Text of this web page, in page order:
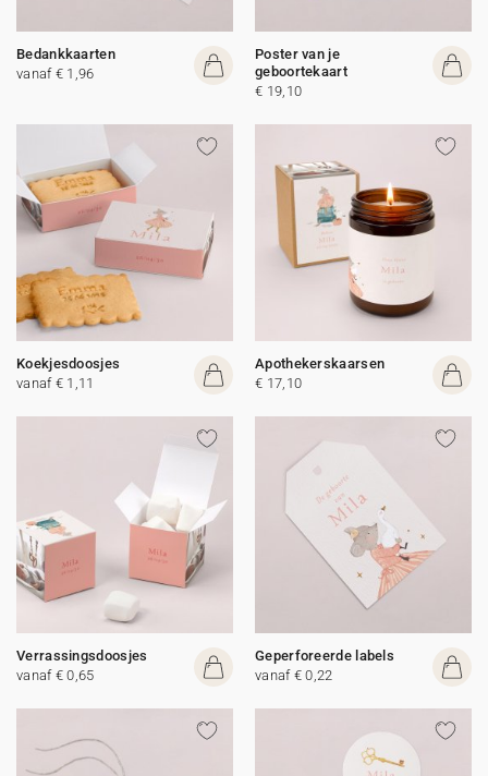
Bedankkaarten
vanaf € 1,96
Poster van je
geboortekaart
€ 19,10
Koekjesdoosjes
vanaf € 1,11
Apothekerskaarsen
€ 17,10
Verrassingsdoosjes
vanaf € 0,65
Geperforeerde labels
vanaf € 0,22